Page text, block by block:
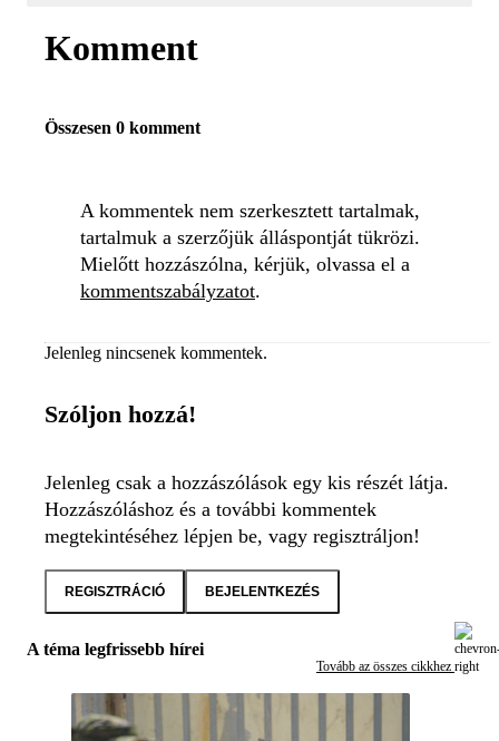
Komment
Összesen 0 komment
A kommentek nem szerkesztett tartalmak,
tartalmuk a szerzőjük álláspontját tükrözi.
Mielőtt hozzászólna, kérjük, olvassa el a
kommentszabályzatot.
Jelenleg nincsenek kommentek.
Szóljon hozzá!
Jelenleg csak a hozzászólások egy kis részét látja.
Hozzászóláshoz és a további kommentek
megtekintéséhez lépjen be, vagy regisztráljon!
REGISZTRÁCIÓ BEJELENTKEZÉS
A téma legfrissebb hírei
Tovább az összes cikkhez